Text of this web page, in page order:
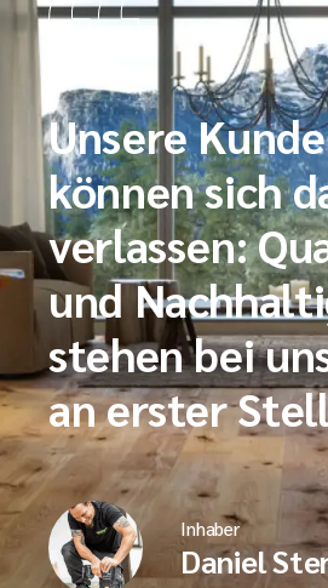
Unsere
können sich
verlassen:
und
stehen bei
an erster
Inhaber
Daniel